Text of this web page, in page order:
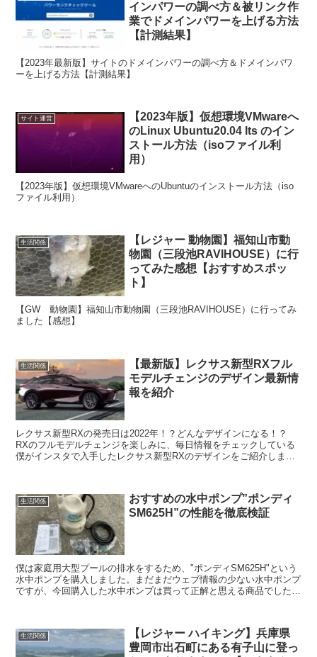
インパワーの調べ方＆被リンク作
業でドメインパワーを上げる方法
【計測結果】
【2023年最新版】サイトのドメインパワーの調べ方＆ドメインパワ
ーを上げる方法【計測結果】
サイト運営
【2023年版】仮想環境VMwareへ
のLinux Ubuntu20.04 lts のイン
ストール方法（isoファイル利
用）
【2023年版】仮想環境VMwareへのUbuntuのインストール方法（iso
ファイル利用）
生活関係
【レジャー 動物園】福知山市動
物園（三段池RAVIHOUSE）に行
ってみた感想【おすすめスポッ
ト】
【GW 動物園】福知山市動物園（三段池RAVIHOUSE）に行ってみ
ました【感想】
生活関係
【最新版】レクサス新型RXフル
モデルチェンジのデザイン最新情
報を紹介
レクサス新型RXの発売日は2022年！？どんなデザインになる！？
RXのフルモデルチェンジを楽しみに、毎日情報をチェックしている
僕がインスタで入手したレクサス新型RXのデザインをご紹介しま
生活関係
おすすめの水中ポンプ”ポンディ
SM625H”の性能を徹底検証
僕は家庭用大型プールの排水をするため、"ポンディSM625H"という
水中ポンプを購入しました。まだまだウェブ情報の少ない水中ポンプ
ですが、今回購入した水中ポンプは買って正解と思える商品でしたの
生活関係
【レジャー ハイキング】兵庫県
豊岡市出石町にある有子山に登っ